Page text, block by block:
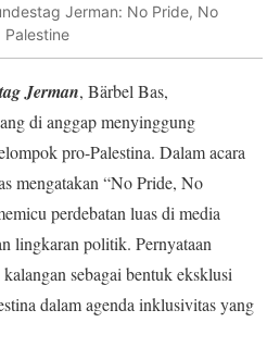
Jerman: No Pride, No
Palestine
Jerman, Bärbel Bas,
di anggap menyinggung
pro-Palestina. Dalam acara
mengatakan “No Pride, No
perdebatan luas di media
lingkaran politik. Pernyataan
sebagai bentuk eksklusi
dalam agenda inklusivitas yang